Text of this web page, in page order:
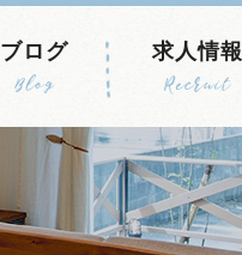
ブログ
Blog
求人情報
Recruit